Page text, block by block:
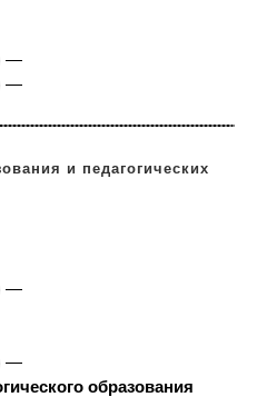
—
—
и педагогических
—
—
образования